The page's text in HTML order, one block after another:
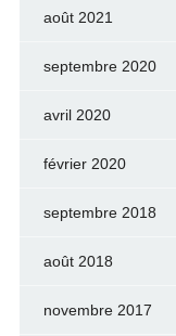
août 2021
septembre 2020
avril 2020
février 2020
septembre 2018
août 2018
novembre 2017